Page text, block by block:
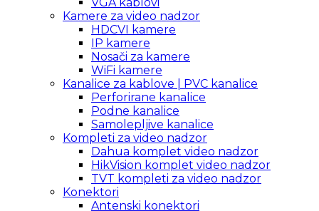
Kamere za video nadzor
HDCVI kamere
IP kamere
Nosači za kamere
WiFi kamere
Kanalice za kablove | PVC kanalice
Perforirane kanalice
Podne kanalice
Samolepljive kanalice
Kompleti za video nadzor
Dahua komplet video nadzor
HikVision komplet video nadzor
TVT kompleti za video nadzor
Konektori
Antenski konektori